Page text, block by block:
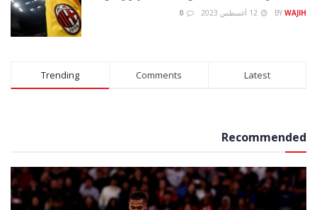
BY WAJIH
Trending Comments Latest
Recommended